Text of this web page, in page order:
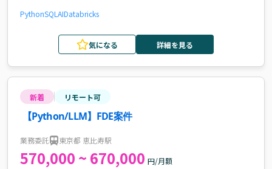
PythonSQL AIDatabricks
気になる 詳細を見る
新着 リモート可
【Python/LLM】FDE案件
業務委託 東京都 恵比寿駅
570,000 ~ 670,000 円/月額